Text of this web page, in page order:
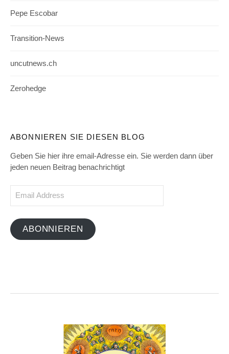
Pepe Escobar
Transition-News
uncutnews.ch
Zerohedge
ABONNIEREN SIE DIESEN BLOG
Geben Sie hier ihre email-Adresse ein. Sie werden dann über
jeden neuen Beitrag benachrichtigt
ABONNIEREN